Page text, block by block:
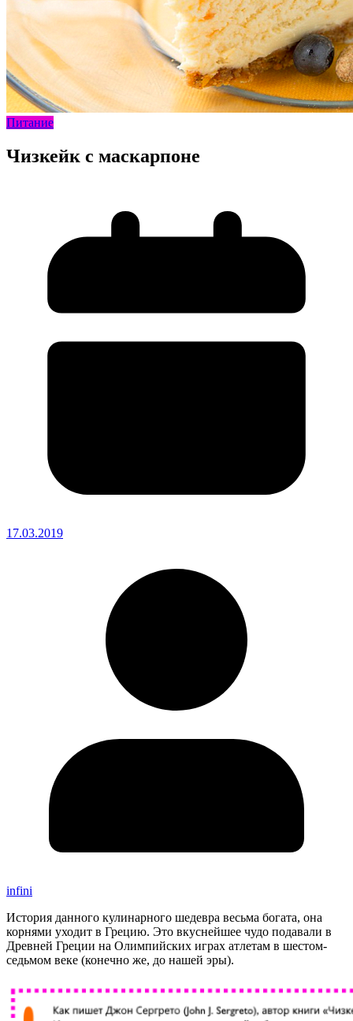
Питание
Чизкейк с маскарпоне
17.03.2019
infini
История данного кулинарного шедевра весьма богата, она
корнями уходит в Грецию. Это вкуснейшее чудо подавали в
Древней Греции на Олимпийских играх атлетам в шестом-
седьмом веке (конечно же, до нашей эры).